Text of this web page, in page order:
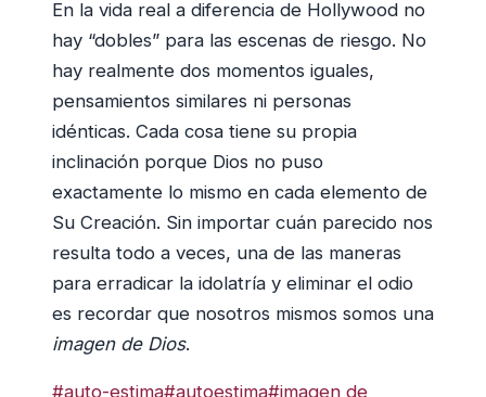
En la vida real a diferencia de Hollywood no
hay “dobles” para las escenas de riesgo. No
hay realmente dos momentos iguales,
pensamientos similares ni personas
idénticas. Cada cosa tiene su propia
inclinación porque Dios no puso
exactamente lo mismo en cada elemento de
Su Creación. Sin importar cuán parecido nos
resulta todo a veces, una de las maneras
para erradicar la idolatría y eliminar el odio
es recordar que nosotros mismos somos una
imagen de Dios.
Etiquetas
#auto-estima#autoestima#imagen de